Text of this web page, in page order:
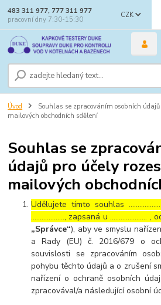
CZK
483 311 977, 777 311 977
pracovní dny 7:30-15:30
Úvod
Souhlas se zpracováním osobních
mailových obchodních sdělení
Souhlas se
údajů pro účely
mailových
Udělujete tímto souhlas
………………., zapsaná u ………………… ,
„Správce“), aby ve smyslu
a Rady (EU) č. 2016/679 o
souvislosti se zpracováním
pohybu těchto údajů a o zrušení
nařízení o ochraně osobních
zpracovával/a následující osobní